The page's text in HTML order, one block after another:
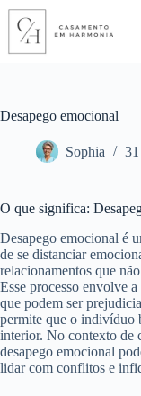
Pular
para
conteúdo
Desapego emocional
Sophia
O que significa:
Desapego emocional é
de se distanciar
relacionamentos que
Esse processo envolve
que podem ser
permite que o indivíduo
interior. No contexto de
desapego emocional
lidar com conflitos e